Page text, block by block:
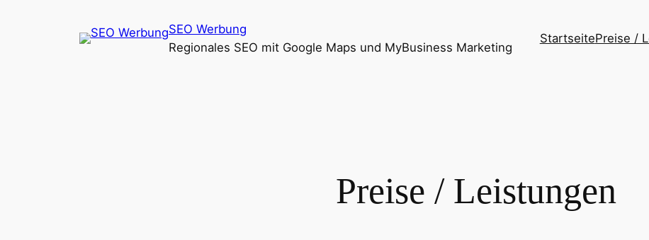
SEO Werbung
Regionales SEO mit Google Maps und MyBusiness Marketing
StartseitePreise /
Preise / Leistungen